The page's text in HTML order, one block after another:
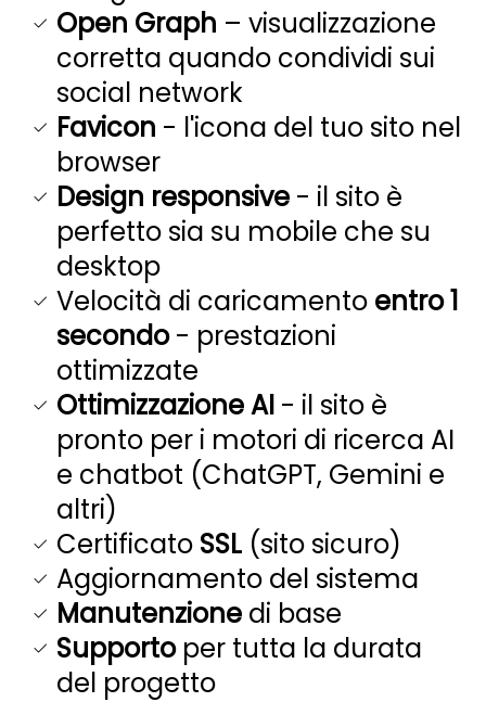
Open Graph – visualizzazione
corretta quando condividi sui
social network
Favicon - l'icona del tuo sito nel
browser
Design responsive - il sito è
perfetto sia su mobile che su
desktop
Velocità di caricamento entro 1
secondo- prestazioni
ottimizzate
Ottimizzazione AI - il sito è
pronto per i motori di ricerca AI
e chatbot (ChatGPT, Gemini e
altri)
Certificato SSL (sito sicuro)
Aggiornamento del sistema
Manutenzione di base
Supportoper tutta la durata
del progetto